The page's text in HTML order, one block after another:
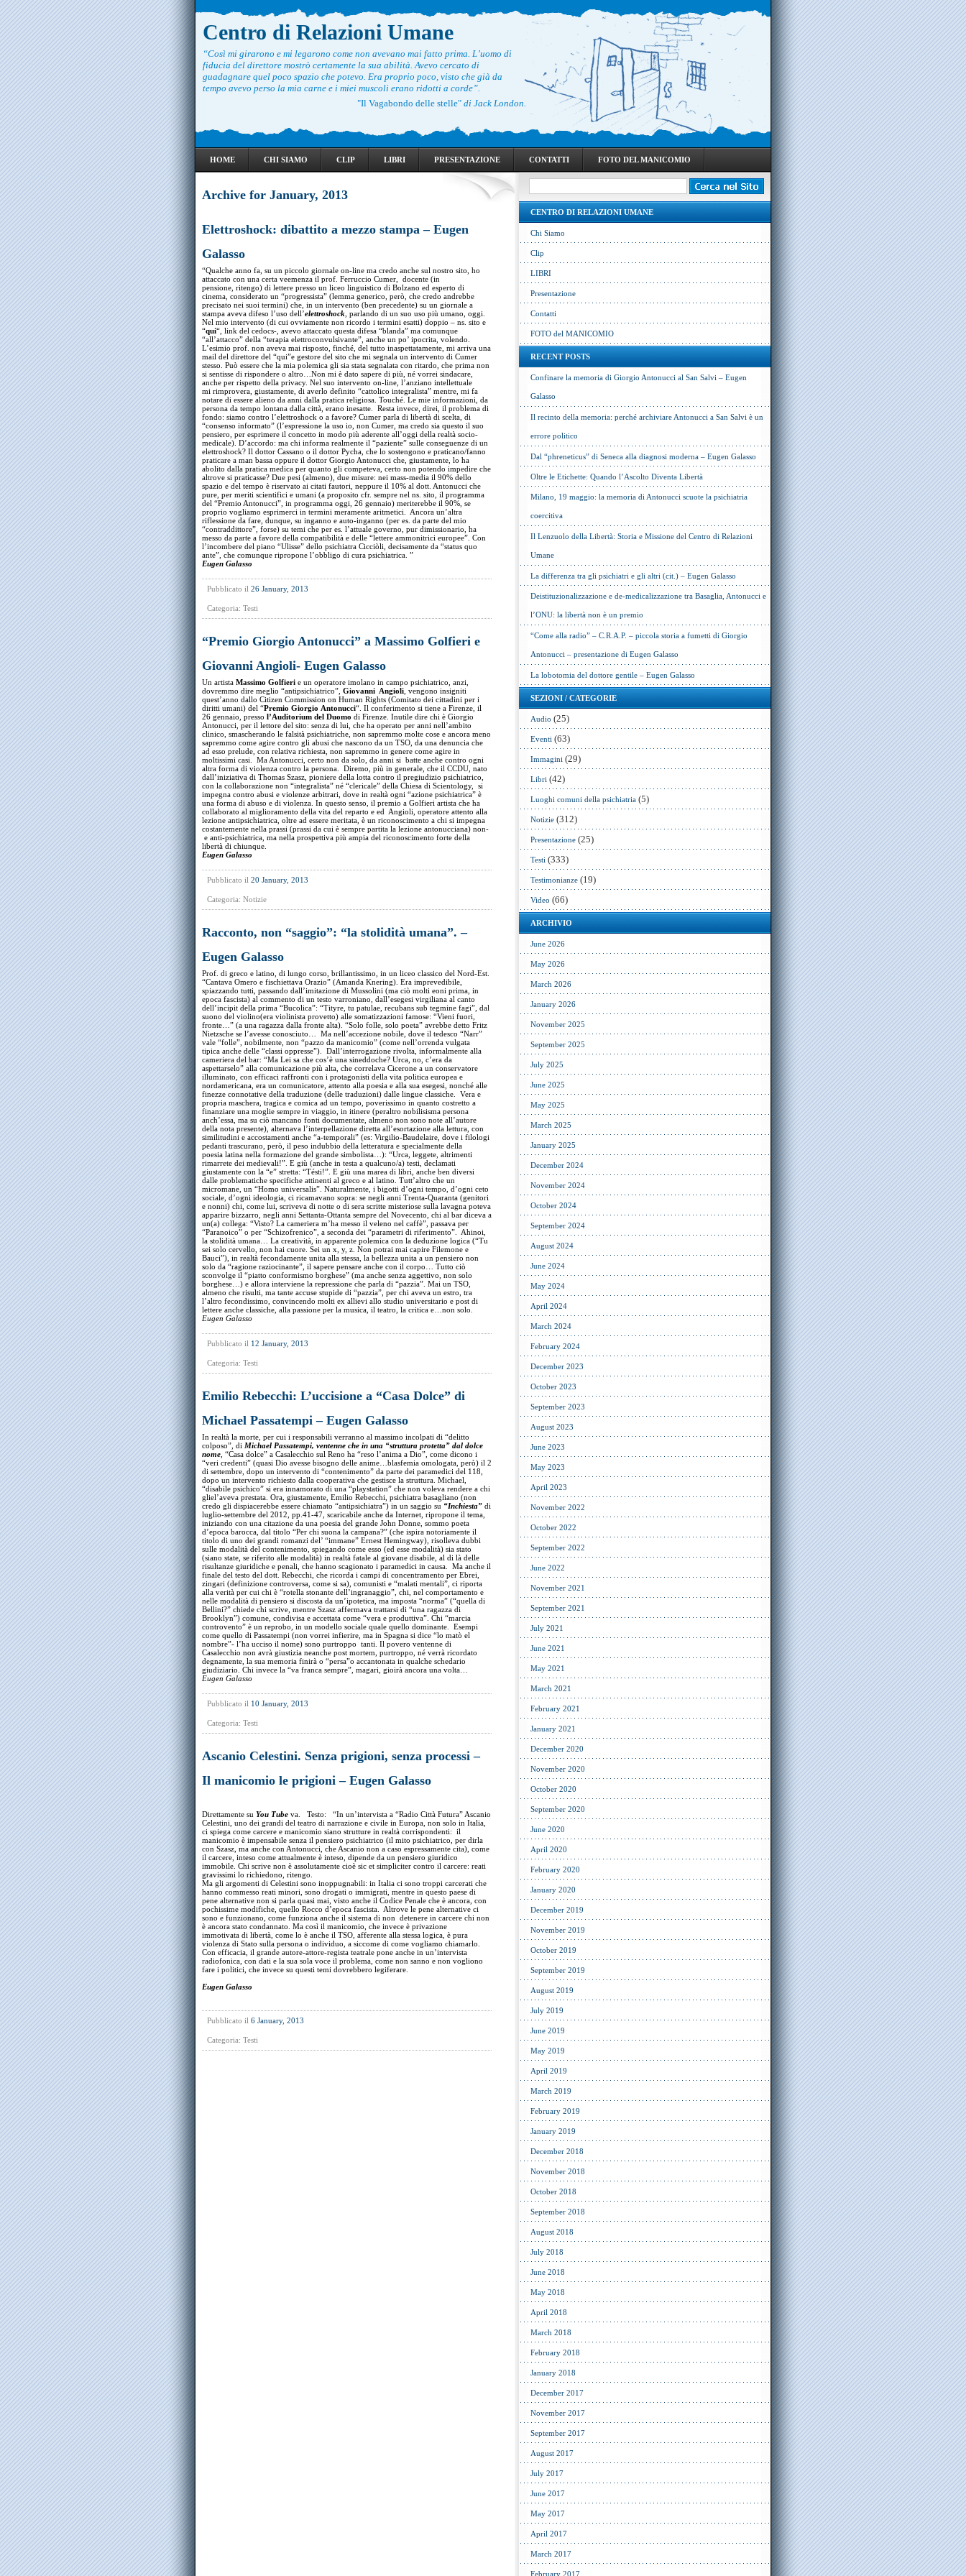
Centro di Relazioni Umane
“Così mi girarono e mi legarono come non avevano mai fatto prima. L’uomo di
fiducia del direttore mostrò certamente la sua abilità. Avevo cercato di
guadagnare quel poco spazio che potevo. Era proprio poco, visto che già da
tempo avevo perso la mia carne e i miei muscoli erano ridotti a corde”.
"Il Vagabondo delle stelle" di Jack London.
HOME CHI SIAMO CLIP LIBRI PRESENTAZIONE CONTATTI FOTO DEL MANICOMIO
Archive for January, 2013
Elettroshock: dibattito a mezzo stampa – Eugen
Galasso
“Qualche anno fa, su un piccolo giornale on-line ma credo anche sul nostro sito, ho
attaccato con una certa veemenza il prof. Ferruccio Cumer, docente (in
pensione, ritengo) di lettere presso un liceo linguistico di Bolzano ed esperto di
cinema, considerato un “progressista” (lemma generico, però, che credo andrebbe
precisato nei suoi termini) che, in un intervento (ben precedente) su un giornale a
stampa aveva difeso l’uso dell’elettroshock , parlando di un suo uso più umano, oggi.
Nel mio intervento (di cui ovviamente non ricordo i termini esatti) doppio – ns. sito e
“qui“, link del cedocs-, avevo attaccato questa difesa “blanda” ma comunque
“all’attacco” della “terapia elettroconvulsivante”, anche un po’ ipocrita, volendo.
L’esimio prof. non aveva mai risposto, finché, del tutto inaspettatamente, mi arriva una
mail del direttore del “qui”e gestore del sito che mi segnala un intervento di Cumer
stesso. Può essere che la mia polemica gli sia stata segnalata con ritardo, che prima non
si sentisse di rispondere o altro…Non mi è dato sapere di più, né vorrei sindacare,
anche per rispetto della privacy. Nel suo intervento on-line, l’anziano intellettuale
mi rimprovera, giustamente, di averlo definito “cattolico integralista” mentre, mi fa
notare di essere alieno da anni dalla pratica religiosa. Touché. Le mie informazioni, da
persona da tempo lontana dalla città, erano inesatte. Resta invece, direi, il problema di
fondo: siamo contro l’elettroshock o a favore? Cumer parla di libertà di scelta, di
“consenso informato” (l’espressione la uso io, non Cumer, ma credo sia questo il suo
pensiero, per esprimere il concetto in modo più aderente all’oggi della realtà socio-
medicale). D’accordo: ma chi informa realmente il “paziente” sulle conseguenze di un
elettroshock? Il dottor Cassano o il dottor Pycha, che lo sostengono e praticano/fanno
praticare a man bassa oppure il dottor Giorgio Antonucci che, giustamente, lo ha
abolito dalla pratica medica per quanto gli competeva, certo non potendo impedire che
altrove si praticasse? Due pesi (almeno), due misure: nei mass-media il 90% dello
spazio e del tempo è riservato ai citati fautori, neppure il 10% al dott. Antonucci che
pure, per meriti scientifici e umani (a proposito cfr. sempre nel ns. sito, il programma
del “Premio Antonucci”, in programma oggi, 26 gennaio) meriterebbe il 90%, se
proprio vogliamo esprimerci in termini meramente aritmetici. Ancora un’altra
riflessione da fare, dunque, su inganno e auto-inganno (per es. da parte del mio
“contraddittore”, forse) su temi che per es. l’attuale governo, pur dimissionario, ha
messo da parte a favore della compatibilità e delle “lettere ammonitrici europee”. Con
l’incombere del piano “Ulisse” dello psichiatra Cicciòli, decisamente da “status quo
ante”, che comunque ripropone l’obbligo di cura psichiatrica. ”
Eugen Galasso
Pubblicato il 26 January, 2013
Categoria: Testi
“Premio Giorgio Antonucci” a Massimo Golfieri e
Giovanni Angioli- Eugen Galasso
Un artista Massimo Golfieri e un operatore imolano in campo psichiatrico, anzi,
dovremmo dire meglio “antipsichiatrico”, Giovanni Angioli , vengono insigniti
quest’anno dallo Citizen Commission on Human Rights (Comitato dei cittadini per i
diritti umani) del “Premio Giorgio Antonucci“. Il conferimento si tiene a Firenze, il
26 gennaio, presso l’Auditorium del Duomo di Firenze. Inutile dire chi è Giorgio
Antonucci, per il lettore del sito: senza di lui, che ha operato per anni nell’ambito
clinico, smascherando le falsità psichiatriche, non sapremmo molte cose e ancora meno
sapremmo come agire contro gli abusi che nascono da un TSO, da una denuncia che
ad esso prelude, con relativa richiesta, non sapremmo in genere come agire in
moltissimi casi. Ma Antonucci, certo non da solo, da anni si batte anche contro ogni
altra forma di violenza contro la persona. Diremo, più in generale, che il CCDU, nato
dall’iniziativa di Thomas Szasz, pioniere della lotta contro il pregiudizio psichiatrico,
con la collaborazione non “integralista” né “clericale” della Chiesa di Scientology, si
impegna contro abusi e violenze arbitrari, dove in realtà ogni “azione psichiatrica” è
una forma di abuso e di violenza. In questo senso, il premio a Golfieri artista che ha
collaborato al miglioramento della vita del reparto e ed Angioli, operatore attento alla
lezione antipsichiatrica, oltre ad essere meritata, è un riconoscimento a chi si impegna
costantemente nella prassi (prassi da cui è sempre partita la lezione antonucciana) non-
e anti-psichiatrica, ma nella prospettiva più ampia del riconoscimento forte della
libertà di chiunque.
Eugen Galasso
Pubblicato il 20 January, 2013
Categoria: Notizie
Racconto, non “saggio”: “la stolidità umana”. –
Eugen Galasso
Prof. di greco e latino, di lungo corso, brillantissimo, in un liceo classico del Nord-Est.
“Cantava Omero e fischiettava Orazio” (Amanda Knering). Era imprevedibile,
spiazzando tutti, passando dall’imitazione di Mussolini (ma ciò molti eoni prima, in
epoca fascista) al commento di un testo varroniano, dall’esegesi virgiliana al canto
dell’incipit della prima “Bucolica”: “Tityre, tu patulae, recubans sub tegmine fagi”, dal
suono del violino(era violinista provetto) alle somatizzazioni famose: “Vieni fuori,
fronte…” (a una ragazza dalla fronte alta). “Solo folle, solo poeta” avrebbe detto Fritz
Nietzsche se l’avesse conosciuto… Ma nell’accezione nobile, dove il tedesco “Narr”
vale “folle”, nobilmente, non “pazzo da manicomio” (come nell’orrenda vulgata
tipica anche delle “classi oppresse”). Dall’interrogazione rivolta, informalmente alla
cameriera del bar: “Ma Lei sa che cos’è una sineddoche? Urca, no, c’era da
aspettarselo” alla comunicazione più alta, che correlava Cicerone a un conservatore
illuminato, con efficaci raffronti con i protagonisti della vita politica europea e
nordamericana, era un comunicatore, attento alla poesia e alla sua esegesi, nonché alle
finezze connotative della traduzione (delle traduzioni) dalle lingue classiche. Vera e
propria maschera, tragica e comica ad un tempo, poverissimo in quanto costretto a
finanziare una moglie sempre in viaggio, in itinere (peraltro nobilisisma persona
anch’essa, ma su ciò mancano fonti documentate, almeno non sono note all’autore
della nota presente), alternava l’interpellazione diretta all’esortazione alla lettura, con
similitudini e accostamenti anche “a-temporali” (es: Virgilio-Baudelaire, dove i filologi
pedanti trascurano, però, il peso indubbio della letteratura e specialmente della
poesia latina nella formazione del grande simbolista…): “Urca, leggete, altrimenti
rimarrete dei medievali!”. E giù (anche in testa a qualcuno/a) testi, declamati
giustamente con la “e” stretta: “Tésti!”. E giù una marea di libri, anche ben diversi
dalle problematiche specifiche attinenti al greco e al latino. Tutt’altro che un
micromane, un “Homo universalis”. Naturalmente, i bigotti d’ogni tempo, d’ogni ceto
sociale, d’ogni ideologia, ci ricamavano sopra: se negli anni Trenta-Quaranta (genitori
e nonni) chi, come lui, scriveva di notte o di sera scritte misteriose sulla lavagna poteva
apparire bizzarro, negli anni Settanta-Ottanta sempre del Novecento, chi al bar diceva a
un(a) collega: “Visto? La cameriera m’ha messo il veleno nel caffè”, passava per
“Paranoico” o per “Schizofrenico”, a seconda dei “parametri di riferimento”. Ahinoi,
la stolidità umana… La creatività, in apparente polemica con la deduzione logica (“Tu
sei solo cervello, non hai cuore. Sei un x, y, z. Non potrai mai capire Filemone e
Bauci”), in realtà fecondamente unita alla stessa, la bellezza unita a un pensiero non
solo da “ragione raziocinante”, il sapere pensare anche con il corpo… Tutto ciò
sconvolge il “piatto conformismo borghese” (ma anche senza aggettivo, non solo
borghese…) e allora interviene la repressione che parla di “pazzia”. Mai un TSO,
almeno che risulti, ma tante accuse stupide di “pazzia”, per chi aveva un estro, tra
l’altro fecondissimo, convincendo molti ex allievi allo studio universitario e post di
lettere anche classiche, alla passione per la musica, il teatro, la critica e…non solo.
Eugen Galasso
Pubblicato il 12 January, 2013
Categoria: Testi
Emilio Rebecchi: L’uccisione a “Casa Dolce” di
Michael Passatempi – Eugen Galasso
In realtà la morte, per cui i responsabili verranno al massimo incolpati di “delitto
colposo”, di Michael Passatempi, ventenne che in una “struttura protetta” dal dolce
nome , “Casa dolce” a Casalecchio sul Reno ha “reso l’anima a Dio”, come dicono i
“veri credenti” (quasi Dio avesse bisogno delle anime…blasfemia omologata, però) il 2
di settembre, dopo un intervento di “contenimento” da parte dei paramedici del 118,
dopo un intervento richiesto dalla cooperativa che gestisce la struttura. Michael,
“disabile psichico” si era innamorato di una “playstation” che non voleva rendere a chi
gliel’aveva prestata. Ora, giustamente, Emilio Rebecchi, psichiatra basagliano (non
credo gli dispiacerebbe essere chiamato “antipsichiatra”) in un saggio su “Inchiesta” di
luglio-settembre del 2012, pp.41-47, scaricabile anche da Internet, ripropone il tema,
iniziando con una citazione da una poesia del grande John Donne, sommo poeta
d’epoca barocca, dal titolo “Per chi suona la campana?” (che ispira notoriamente il
titolo di uno dei grandi romanzi del’ “immane” Ernest Hemingway), risolleva dubbi
sulle modalità del contenimento, spiegando come esso (ed esse modalità) sia stato
(siano state, se riferito alle modalità) in realtà fatale al giovane disabile, al di là delle
risultanze giuridiche e penali, che hanno scagionato i paramedici in causa. Ma anche il
finale del testo del dott. Rebecchi, che ricorda i campi di concentramento per Ebrei,
zingari (definizione controversa, come si sa), comunisti e “malati mentali”, ci riporta
alla verità per cui chi è “rotella stonante dell’ingranaggio”, chi, nel comportamento e
nelle modalità di pensiero si discosta da un’ipotetica, ma imposta “norma” (“quella di
Bellini?” chiede chi scrive, mentre Szasz affermava trattarsi di “una ragazza di
Brooklyn”) comune, condivisa e accettata come “vera e produttiva”. Chi “marcia
controvento” è un reprobo, in un modello sociale quale quello dominante. Esempi
come quello di Passatempi (non vorrei infierire, ma in Spagna si dice “lo matò el
nombre”- l’ha ucciso il nome) sono purtroppo tanti. Il povero ventenne di
Casalecchio non avrà giustizia neanche post mortem, purtroppo, né verrà ricordato
degnamente, la sua memoria finirà o “persa”o accantonata in qualche schedario
giudiziario. Chi invece la “va franca sempre”, magari, gioirà ancora una volta…
Eugen Galasso
Pubblicato il 10 January, 2013
Categoria: Testi
Ascanio Celestini. Senza prigioni, senza processi –
Il manicomio le prigioni – Eugen Galasso
Direttamente su You Tube va. Testo: “In un’intervista a “Radio Città Futura” Ascanio
Celestini, uno dei grandi del teatro di narrazione e civile in Europa, non solo in Italia,
ci spiega come carcere e manicomio siano strutture in realtà corrispondenti: il
manicomio è impensabile senza il pensiero psichiatrico (il mito psichiatrico, per dirla
con Szasz, ma anche con Antonucci, che Ascanio non a caso espressamente cita), come
il carcere, inteso come attualmente è inteso, dipende da un pensiero giuridico
immobile. Chi scrive non è assolutamente cioè sic et simpliciter contro il carcere: reati
gravissimi lo richiedono, ritengo.
Ma gli argomenti di Celestini sono inoppugnabili: in Italia ci sono troppi carcerati che
hanno commesso reati minori, sono drogati o immigrati, mentre in questo paese di
pene alternative non si parla quasi mai, visto anche il Codice Penale che è ancora, con
pochissime modifiche, quello Rocco d’epoca fascista. Altrove le pene alternative ci
sono e funzionano, come funziona anche il sistema di non detenere in carcere chi non
è ancora stato condannato. Ma così il manicomio, che invece è privazione
immotivata di libertà, come lo è anche il TSO, afferente alla stessa logica, è pura
violenza di Stato sulla persona o individuo, a siccome di come vogliamo chiamarlo.
Con efficacia, il grande autore-attore-regista teatrale pone anche in un’intervista
radiofonica, con dati e la sua sola voce il problema, come non sanno e non vogliono
fare i politici, che invece su questi temi dovrebbero legiferare.
Eugen Galasso
Pubblicato il 6 January, 2013
Categoria: Testi
CENTRO DI RELAZIONI UMANE
Chi Siamo
Clip
LIBRI
Presentazione
Contatti
FOTO del MANICOMIO
RECENT POSTS
Confinare la memoria di Giorgio Antonucci al San Salvi – Eugen
Galasso
Il recinto della memoria: perché archiviare Antonucci a San Salvi è un
errore politico
Dal “phreneticus” di Seneca alla diagnosi moderna – Eugen Galasso
Oltre le Etichette: Quando l’Ascolto Diventa Libertà
Milano, 19 maggio: la memoria di Antonucci scuote la psichiatria
coercitiva
Il Lenzuolo della Libertà: Storia e Missione del Centro di Relazioni
Umane
La differenza tra gli psichiatri e gli altri (cit.) – Eugen Galasso
Deistituzionalizzazione e de-medicalizzazione tra Basaglia, Antonucci e
l’ONU: la libertà non è un premio
“Come alla radio” – C.R.A.P. – piccola storia a fumetti di Giorgio
Antonucci – presentazione di Eugen Galasso
La lobotomia del dottore gentile – Eugen Galasso
SEZIONI / CATEGORIE
Audio (25)
Eventi (63)
Immagini (29)
Libri (42)
Luoghi comuni della psichiatria (5)
Notizie (312)
Presentazione (25)
Testi (333)
Testimonianze (19)
Video (66)
ARCHIVIO
June 2026
May 2026
March 2026
January 2026
November 2025
September 2025
July 2025
June 2025
May 2025
March 2025
January 2025
December 2024
November 2024
October 2024
September 2024
August 2024
June 2024
May 2024
April 2024
March 2024
February 2024
December 2023
October 2023
September 2023
August 2023
June 2023
May 2023
April 2023
November 2022
October 2022
September 2022
June 2022
November 2021
September 2021
July 2021
June 2021
May 2021
March 2021
February 2021
January 2021
December 2020
November 2020
October 2020
September 2020
June 2020
April 2020
February 2020
January 2020
December 2019
November 2019
October 2019
September 2019
August 2019
July 2019
June 2019
May 2019
April 2019
March 2019
February 2019
January 2019
December 2018
November 2018
October 2018
September 2018
August 2018
July 2018
June 2018
May 2018
April 2018
March 2018
February 2018
January 2018
December 2017
November 2017
September 2017
August 2017
July 2017
June 2017
May 2017
April 2017
March 2017
February 2017